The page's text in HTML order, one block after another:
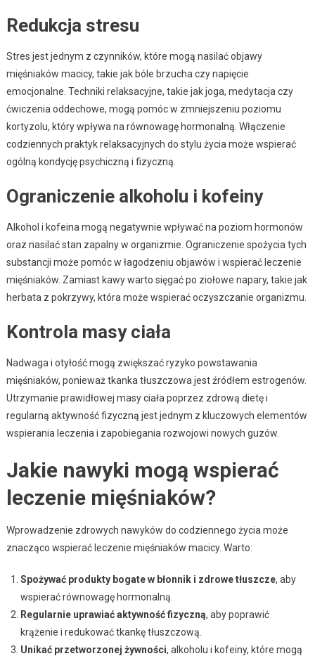
Redukcja stresu
Stres jest jednym z czynników, które mogą nasilać objawy
mięśniaków macicy, takie jak bóle brzucha czy napięcie
emocjonalne. Techniki relaksacyjne, takie jak joga, medytacja czy
ćwiczenia oddechowe, mogą pomóc w zmniejszeniu poziomu
kortyzolu, który wpływa na równowagę hormonalną. Włączenie
codziennych praktyk relaksacyjnych do stylu życia może wspierać
ogólną kondycję psychiczną i fizyczną.
Ograniczenie alkoholu i kofeiny
Alkohol i kofeina mogą negatywnie wpływać na poziom hormonów
oraz nasilać stan zapalny w organizmie. Ograniczenie spożycia tych
substancji może pomóc w łagodzeniu objawów i wspierać leczenie
mięśniaków. Zamiast kawy warto sięgać po ziołowe napary, takie jak
herbata z pokrzywy, która może wspierać oczyszczanie organizmu.
Kontrola masy ciała
Nadwaga i otyłość mogą zwiększać ryzyko powstawania
mięśniaków, ponieważ tkanka tłuszczowa jest źródłem estrogenów.
Utrzymanie prawidłowej masy ciała poprzez zdrową dietę i
regularną aktywność fizyczną jest jednym z kluczowych elementów
wspierania leczenia i zapobiegania rozwojowi nowych guzów.
Jakie nawyki mogą wspierać
leczenie mięśniaków?
Wprowadzenie zdrowych nawyków do codziennego życia może
znacząco wspierać leczenie mięśniaków macicy. Warto:
Spożywać produkty bogate w błonnik i zdrowe tłuszcze, aby
wspierać równowagę hormonalną.
Regularnie uprawiać aktywność fizyczną, aby poprawić
krążenie i redukować tkankę tłuszczową.
Unikać przetworzonej żywności, alkoholu i kofeiny, które mogą